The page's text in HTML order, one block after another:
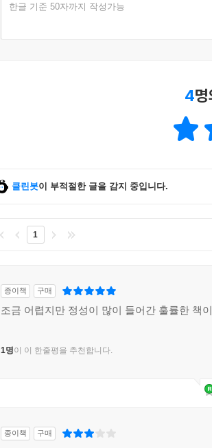
한글 기준 50자까지 작성가능
4
클린봇이 부적절한 글을 감지 중입니다.
1
종이책 구매
조금 어렵지만 정성이 많이 들어간 훌률한 책
1명이 이 한줄평을 추천합니다.
종이책 구매